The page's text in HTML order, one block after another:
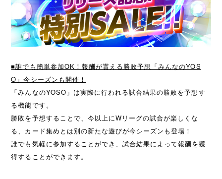
■誰でも簡単参加OK！報酬が貰える勝敗予想「みんなのYOS
O」今シーズンも開催！
「みんなのYOSO」は実際に行われる試合結果の勝敗を予想す
る機能です。
勝敗を予想することで、今以上にWリーグの試合が楽しくな
る、カード集めとは別の新たな遊びが今シーズンも登場！
誰でも気軽に参加することができ、試合結果によって報酬を獲
得することができます。